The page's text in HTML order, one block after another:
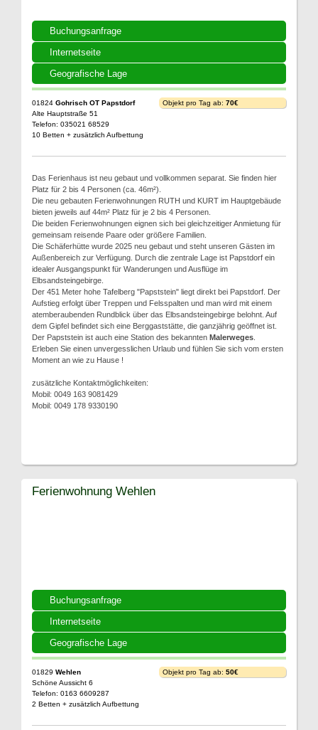
Buchungsanfrage
Internetseite
Geografische Lage
01824 Gohrisch OT Papstdorf
Alte Hauptstraße 51
Telefon: 035021 68529
10 Betten + zusätzlich Aufbettung
Objekt pro Tag ab: 70€
Das Ferienhaus ist neu gebaut und vollkommen separat. Sie finden hier
Platz für 2 bis 4 Personen (ca. 46m²).
Die neu gebauten Ferienwohnungen RUTH und KURT im Hauptgebäude
bieten jeweils auf 44m² Platz für je 2 bis 4 Personen.
Die beiden Ferienwohnungen eignen sich bei gleichzeitiger Anmietung für
gemeinsam reisende Paare oder größere Familien.
Die Schäferhütte wurde 2025 neu gebaut und steht unseren Gästen im
Außenbereich zur Verfügung. Durch die zentrale Lage ist Papstdorf ein
idealer Ausgangspunkt für Wanderungen und Ausflüge im
Elbsandsteingebirge.
Der 451 Meter hohe Tafelberg "Papststein" liegt direkt bei Papstdorf. Der
Aufstieg erfolgt über Treppen und Felsspalten und man wird mit einem
atemberaubenden Rundblick über das Elbsandsteingebirge belohnt. Auf
dem Gipfel befindet sich eine Berggaststätte, die ganzjährig geöffnet ist.
Der Papststein ist auch eine Station des bekannten Malerweges
Erleben Sie einen unvergesslichen Urlaub und fühlen Sie sich vom ersten
Moment an wie zu Hause !
zusätzliche Kontaktmöglichkeiten:
Mobil: 0049 163 9081429
Mobil: 0049 178 9330190
Buchungsanfrage
Internetseite
Geografische Lage
Ferienwohnung Wehlen
01829 Wehlen
Schöne Aussicht 6
Telefon: 0163 6609287
2 Betten + zusätzlich Aufbettung
Objekt pro Tag ab: 50€